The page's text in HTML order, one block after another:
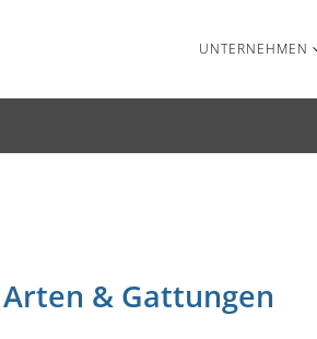
UNTERNEHMEN
Arten & Gattungen